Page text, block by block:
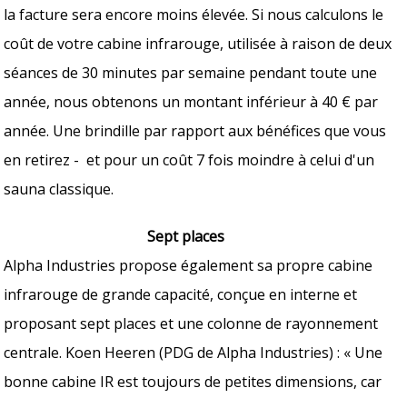
la facture sera encore moins élevée. Si nous calculons le
coût de votre cabine infrarouge, utilisée à raison de deux
séances de 30 minutes par semaine pendant toute une
année, nous obtenons un montant inférieur à 40 € par
année. Une brindille par rapport aux bénéfices que vous
en retirez - et pour un coût 7 fois moindre à celui d'un
sauna classique.
Sept places
Alpha Industries propose également sa propre cabine
infrarouge de grande capacité, conçue en interne et
proposant sept places et une colonne de rayonnement
centrale. Koen Heeren (PDG de Alpha Industries) : « Une
bonne cabine IR est toujours de petites dimensions, car